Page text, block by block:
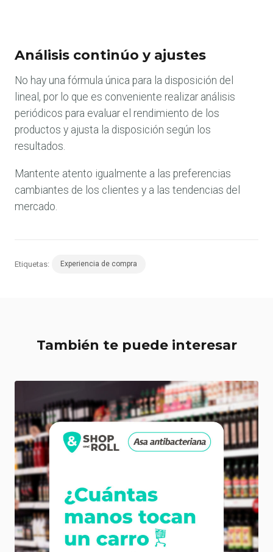
Análisis continúo y ajustes
No hay una fórmula única para la disposición del
lineal, por lo que es conveniente realizar análisis
periódicos para evaluar el rendimiento de los
productos y ajusta la disposición según los
resultados.
Mantente atento igualmente a las preferencias
cambiantes de los clientes y a las tendencias del
mercado.
Etiquetas: Experiencia de compra
También te puede interesar